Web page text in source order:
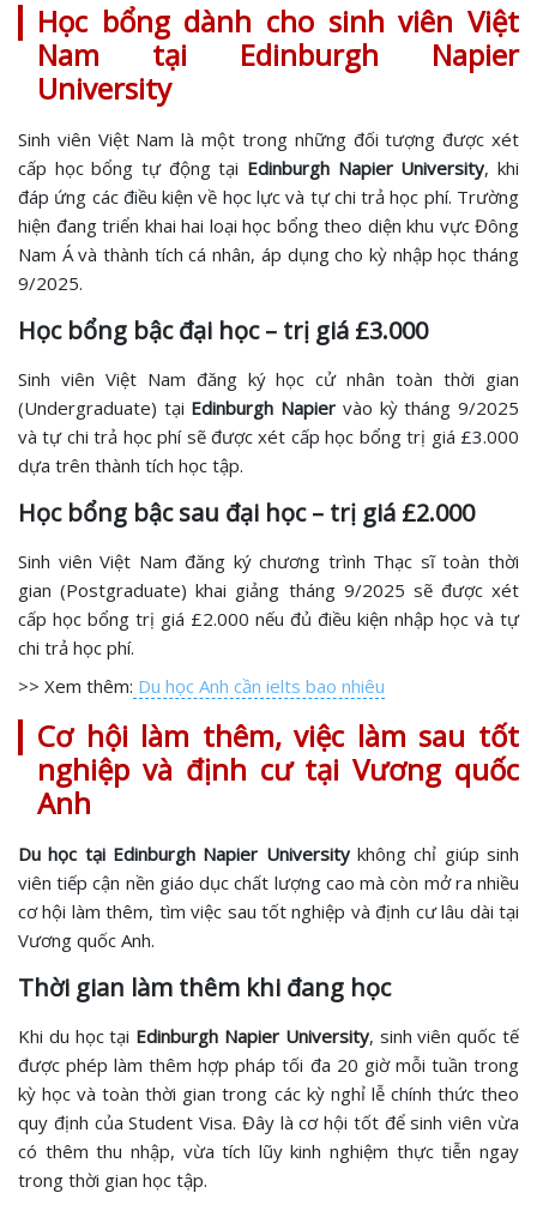
Học bổng dành cho sinh viên Việt
Nam tại Edinburgh Napier
University
Sinh viên Việt Nam là một trong những đối tượng được xét
cấp học bổng tự động tại Edinburgh Napier University, khi
đáp ứng các điều kiện về học lực và tự chi trả học phí. Trường
hiện đang triển khai hai loại học bổng theo diện khu vực Đông
Nam Á và thành tích cá nhân, áp dụng cho kỳ nhập học tháng
9/2025.
Học bổng bậc đại học – trị giá £3.000
Sinh viên Việt Nam đăng ký học cử nhân toàn thời gian
(Undergraduate) tại Edinburgh Napier vào kỳ tháng 9/2025
và tự chi trả học phí sẽ được xét cấp học bổng trị giá £3.000
dựa trên thành tích học tập.
Học bổng bậc sau đại học – trị giá £2.000
Sinh viên Việt Nam đăng ký chương trình Thạc sĩ toàn thời
gian (Postgraduate) khai giảng tháng 9/2025 sẽ được xét
cấp học bổng trị giá £2.000 nếu đủ điều kiện nhập học và tự
chi trả học phí.
>> Xem thêm: Du học Anh cần ielts bao nhiêu
Cơ hội làm thêm, việc làm sau tốt
nghiệp và định cư tại Vương quốc
Anh
Du học tại Edinburgh Napier Universitykhông chỉ giúp sinh
viên tiếp cận nền giáo dục chất lượng cao mà còn mở ra nhiều
cơ hội làm thêm, tìm việc sau tốt nghiệp và định cư lâu dài tại
Vương quốc Anh.
Thời gian làm thêm khi đang học
Khi du học tại Edinburgh Napier University, sinh viên quốc tế
được phép làm thêm hợp pháp tối đa 20 giờ mỗi tuần trong
kỳ học và toàn thời gian trong các kỳ nghỉ lễ chính thức theo
quy định của Student Visa. Đây là cơ hội tốt để sinh viên vừa
có thêm thu nhập, vừa tích lũy kinh nghiệm thực tiễn ngay
trong thời gian học tập.